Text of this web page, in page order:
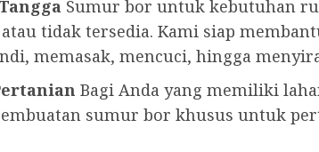
Sumur bor untuk kebutuhan
tidak tersedia. Kami siap
memasak, mencuci, hingga
Bagi Anda yang memiliki
sumur bor khusus untuk